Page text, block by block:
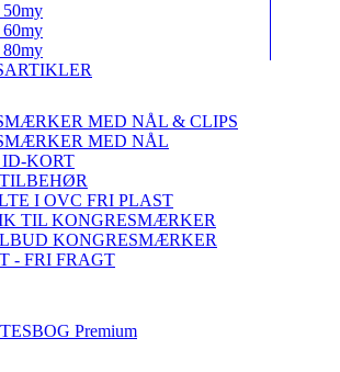
MED NÅL & CLIPS
MED NÅL
KORT
I OVC FRI PLAST
TIL KONGRESMÆRKER
KONGRESMÆRKER
- FRI FRAGT
Premium